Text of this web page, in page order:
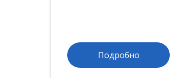
Подробно